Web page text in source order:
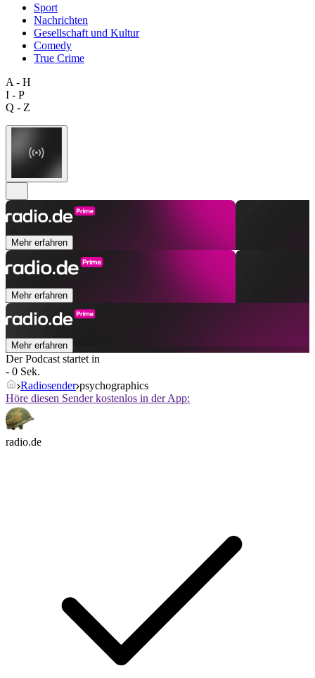
Sport
Nachrichten
Gesellschaft und Kultur
Comedy
True Crime
A - H
I - P
Q - Z
Mehr erfahren
Mehr erfahren
Mehr erfahren
Der Podcast startet in
- 0 Sek.
Radiosender psychographics
Höre diesen Sender kostenlos in der App:
radio.de